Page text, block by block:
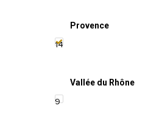
Provence
14
Vallée du Rhône
9